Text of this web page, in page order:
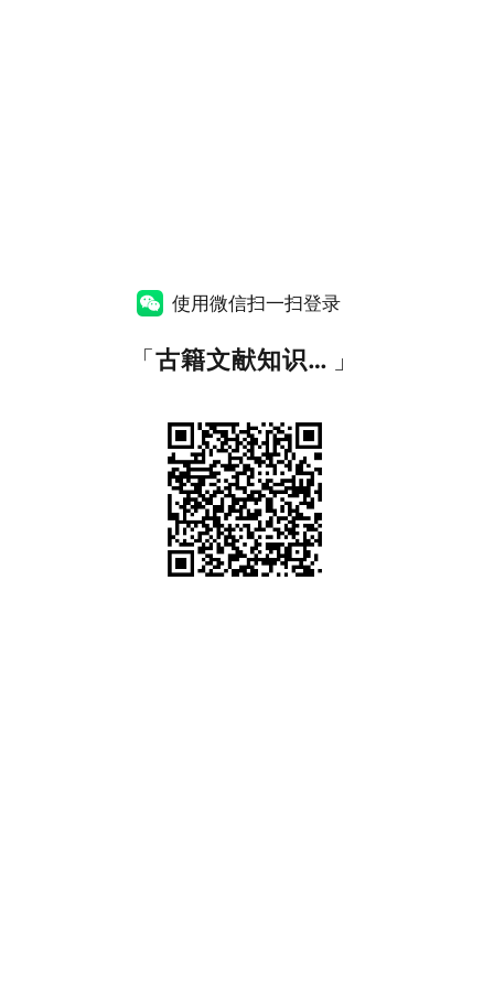
使用微信扫一扫登录
「 古籍文献知识图谱网 」